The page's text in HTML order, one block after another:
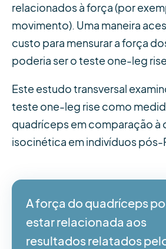
relacionados à força (por
movimento). Uma maneira
custo para mensurar a força
poderia ser o teste one-leg
Este estudo transversal
teste one-leg rise como
quadríceps em comparação à
isocinética em indivíduos pós-
A força do quadríceps
estar relacionada aos
resultados relatados